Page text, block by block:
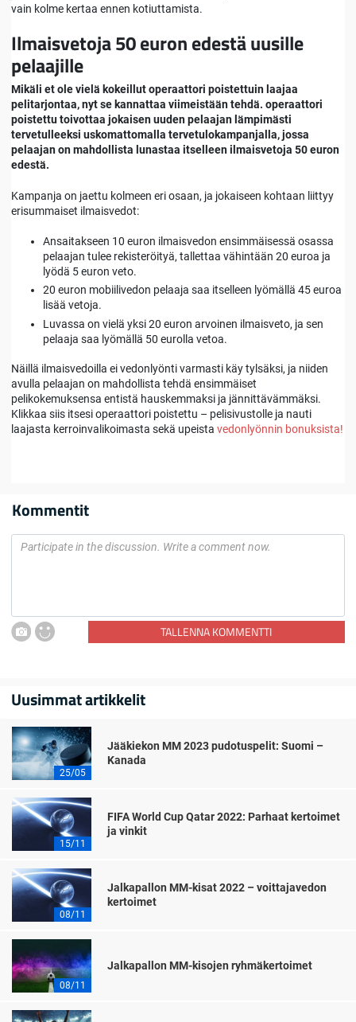
vain kolme kertaa ennen kotiuttamista.
Ilmaisvetoja 50 euron edestä uusille
pelaajille
Mikäli et ole vielä kokeillut operaattori poistettuin laajaa
pelitarjontaa, nyt se kannattaa viimeistään tehdä. operaattori
poistettu toivottaa jokaisen uuden pelaajan lämpimästi
tervetulleeksi uskomattomalla tervetulokampanjalla, jossa
pelaajan on mahdollista lunastaa itselleen ilmaisvetoja 50 euron
edestä.
Kampanja on jaettu kolmeen eri osaan, ja jokaiseen kohtaan liittyy
erisummaiset ilmaisvedot:
Ansaitakseen 10 euron ilmaisvedon ensimmäisessä osassa
pelaajan tulee rekisteröityä, tallettaa vähintään 20 euroa ja
lyödä 5 euron veto.
20 euron mobiilivedon pelaaja saa itselleen lyömällä 45 euroa
lisää vetoja.
Luvassa on vielä yksi 20 euron arvoinen ilmaisveto, ja sen
pelaaja saa lyömällä 50 eurolla vetoa.
Näillä ilmaisvedoilla ei vedonlyönti varmasti käy tylsäksi, ja niiden
avulla pelaajan on mahdollista tehdä ensimmäiset
pelikokemuksensa entistä hauskemmaksi ja jännittävämmäksi.
Klikkaa siis itsesi operaattori poistettu – pelisivustolle ja nauti
laajasta kerroinvalikoimasta sekä upeista vedonlyönnin bonuksista!
Kommentit
TALLENNA KOMMENTTI
Uusimmat artikkelit
25/05
Jääkiekon MM 2023 pudotuspelit: Suomi –
Kanada
15/11
FIFA World Cup Qatar 2022: Parhaat kertoimet
ja vinkit
08/11
Jalkapallon MM-kisat 2022 – voittajavedon
kertoimet
08/11
Jalkapallon MM-kisojen ryhmäkertoimet